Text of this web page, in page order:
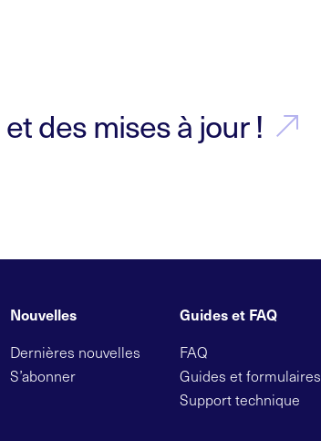
des mises à jour !
Nouvelles
Dernières nouvelles
S’abonner
Guides et FAQ
FAQ
Guides et formulaires
Support technique